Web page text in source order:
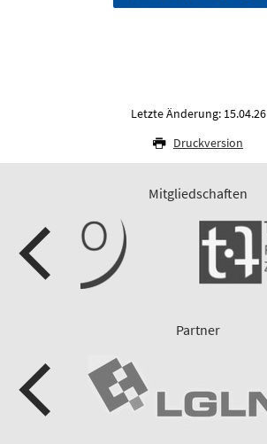
Letzte Änderung: 15.04.26
Druckversion
Mitgliedschaften
Partner